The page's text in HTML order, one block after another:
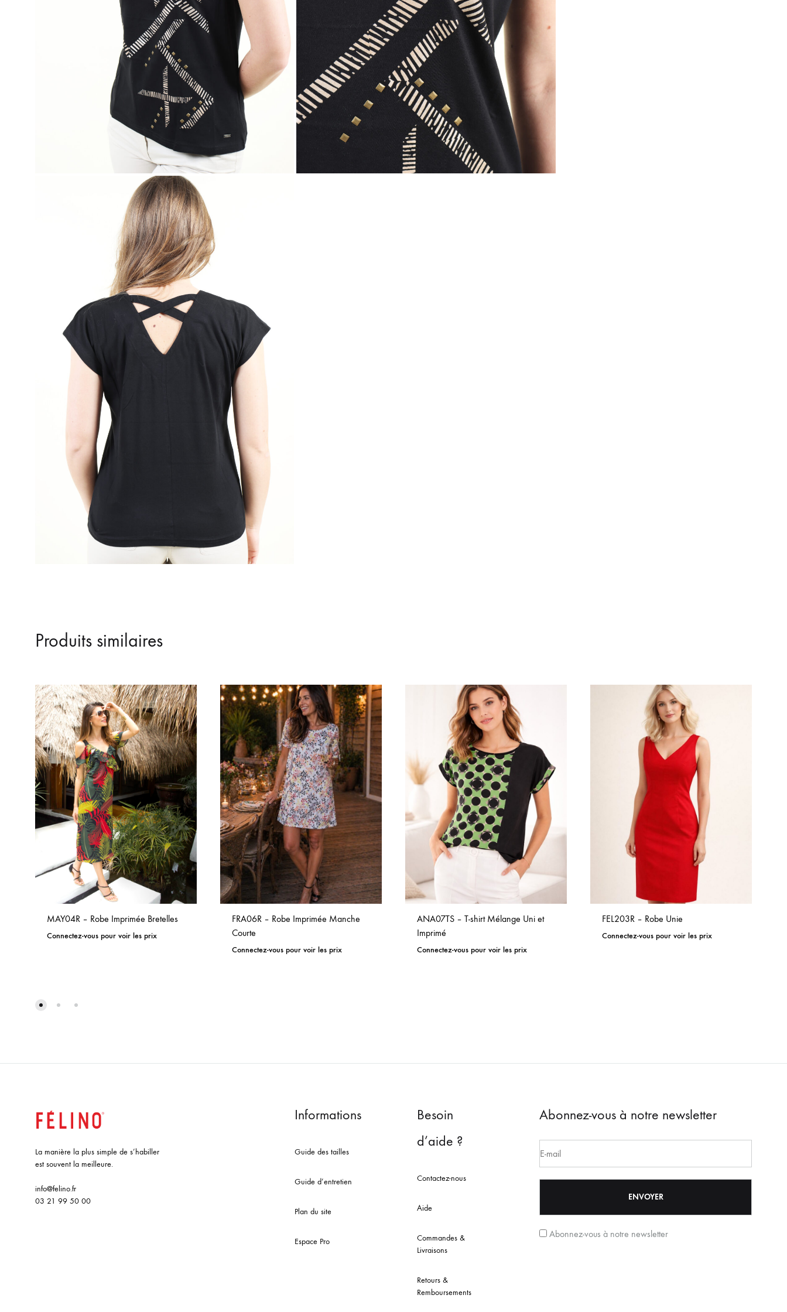
Produits similaires
MAY04R – Robe Imprimée Bretelles
Connectez-vous pour voir les prix
FRA06R – Robe Imprimée Manche
Courte
Connectez-vous pour voir les prix
ANA07TS – T-shirt Mélange Uni et
Imprimé
Connectez-vous pour voir les prix
FEL203R – Robe Unie
Connectez-vous pour voir les prix
La manière la plus simple de s’habiller
est souvent la meilleure.
info@felino.fr
03 21 99 50 00
Informations
Guide des tailles
Guide d’entretien
Plan du site
Espace Pro
Besoin
d’aide ?
Contactez-nous
Aide
Commandes &
Livraisons
Retours &
Remboursements
Abonnez-vous à notre newsletter
Abonnez-vous à notre newsletter